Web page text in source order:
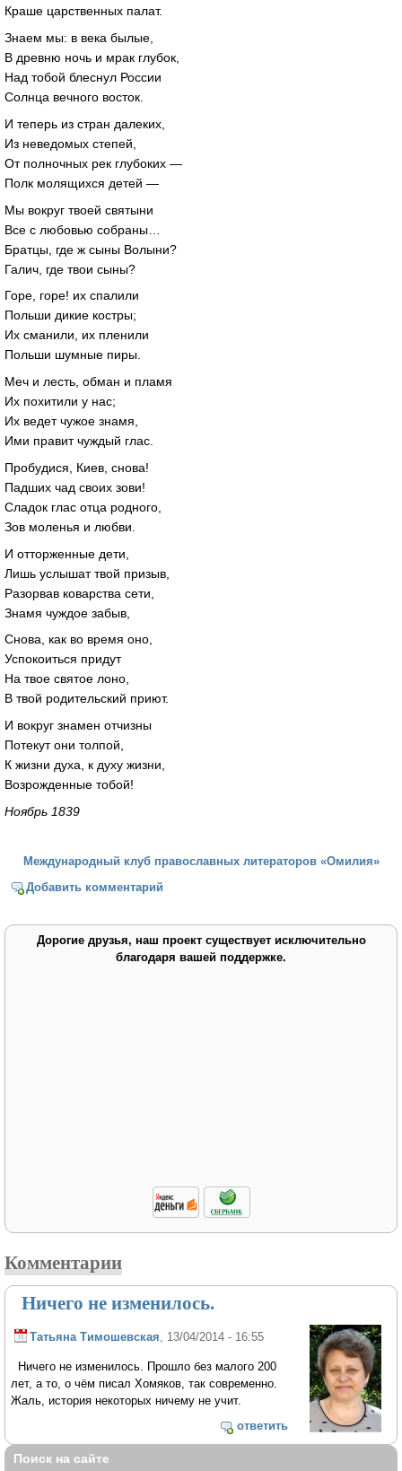
Краше царственных палат.
Знаем мы: в века былые,
В древню ночь и мрак глубок,
Над тобой блеснул России
Солнца вечного восток.
И теперь из стран далеких,
Из неведомых степей,
От полночных рек глубоких —
Полк молящихся детей —
Мы вокруг твоей святыни
Все с любовью собраны…
Братцы, где ж сыны Волыни?
Галич, где твои сыны?
Горе, горе! их спалили
Польши дикие костры;
Их сманили, их пленили
Польши шумные пиры.
Меч и лесть, обман и пламя
Их похитили у нас;
Их ведет чужое знамя,
Ими правит чуждый глас.
Пробудися, Киев, снова!
Падших чад своих зови!
Сладок глас отца родного,
Зов моленья и любви.
И отторженные дети,
Лишь услышат твой призыв,
Разорвав коварства сети,
Знамя чуждое забыв,
Снова, как во время оно,
Успокоиться придут
На твое святое лоно,
В твой родительский приют.
И вокруг знамен отчизны
Потекут они толпой,
К жизни духа, к духу жизни,
Возрожденные тобой!
Ноябрь 1839
Международный клуб православных литераторов «Омилия»
Добавить комментарий
Дорогие друзья, наш проект существует исключительно
благодаря вашей поддержке.
Комментарии
Ничего не изменилось.
Татьяна Тимошевская , 13/04/2014 - 16:55
Ничего не изменилось. Прошло без малого 200
лет, а то, о чём писал Хомяков, так современно.
Жаль, история некоторых ничему не учит.
ответить
Поиск на сайте